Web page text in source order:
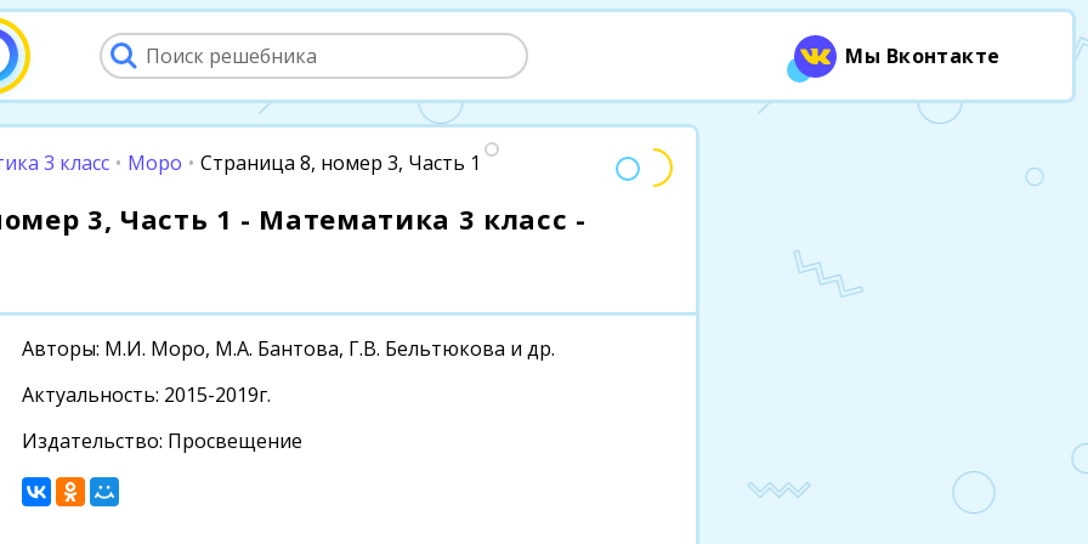
3 класс • Моро • Страница 8, номер 3, Часть 1
3, Часть 1 - Математика 3 класс -
Авторы: М.И. Моро, М.А. Бантова, Г.В. Бельтюкова и др.
Актуальность: 2015-2019г.
Издательство: Просвещение
Мы Вконтакте